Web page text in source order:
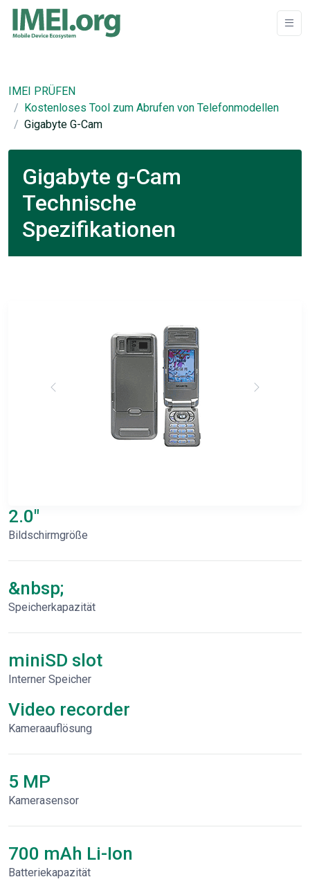
IMEI PRÜFEN
Kostenloses Tool zum Abrufen von Telefonmodellen
Gigabyte G-Cam
Gigabyte g-Cam
Technische
Spezifikationen
2.0"
Bildschirmgröße
&nbsp;
Speicherkapazität
miniSD slot
Interner Speicher
Video recorder
Kameraauflösung
5 MP
Kamerasensor
700 mAh Li-Ion
Batteriekapazität